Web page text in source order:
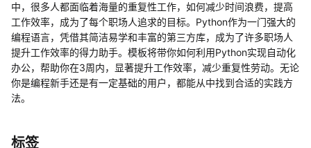
中，很多人都面临着海量的重复性工作，如何减少时间浪费，提高
工作效率，成为了每个职场人追求的目标。Python作为一门强大的
编程语言，凭借其简洁易学和丰富的第三方库，成为了许多职场人
提升工作效率的得力助手。模板将带你如何利用Python实现自动化
办公，帮助你在3周内，显著提升工作效率，减少重复性劳动。无论
你是编程新手还是有一定基础的用户，都能从中找到合适的实践方
法。
标签